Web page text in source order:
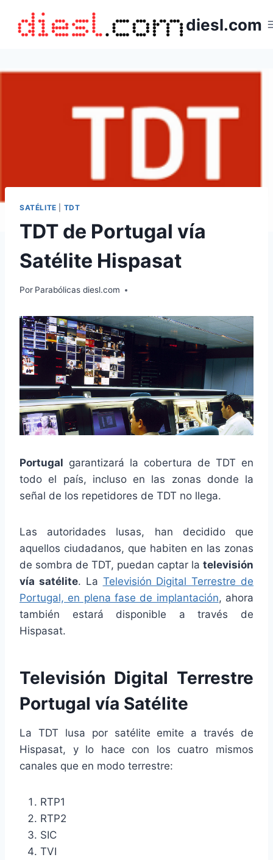
contenido
diesl.com
SATÉLITE TDT
TDT de Portugal vía
Satélite Hispasat
Por Parabólicas diesl.com
Portugal garantizará la cobertura de TDT en
todo el país, incluso en las zonas donde la
señal de los repetidores de TDT no llega.
Las autoridades lusas, han decidido que
aquellos ciudadanos, que habiten en las zonas
de sombra de TDT, puedan captar la televisión
vía satélite. La Televisión Digital Terrestre de
Portugal, en plena fase de implantación, ahora
también estará disponible a través de
Hispasat.
Televisión Digital Terrestre
Portugal vía Satélite
La TDT lusa por satélite emite a través de
Hispasat, y lo hace con los cuatro mismos
canales que en modo terrestre:
RTP1
RTP2
SIC
TVI